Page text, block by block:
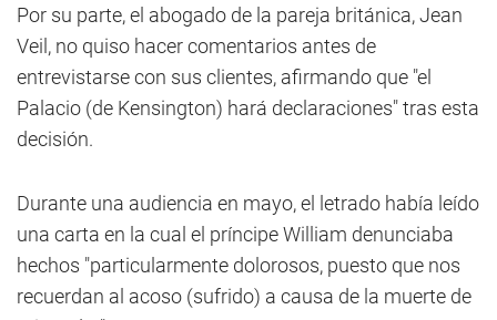
Por su parte, el abogado de la pareja británica, Jean
Veil, no quiso hacer comentarios antes de
entrevistarse con sus clientes, afirmando que "el
Palacio (de Kensington) hará declaraciones" tras esta
decisión.
Durante una audiencia en mayo, el letrado había leído
una carta en la cual el príncipe William denunciaba
hechos "particularmente dolorosos, puesto que nos
recuerdan al acoso (sufrido) a causa de la muerte de